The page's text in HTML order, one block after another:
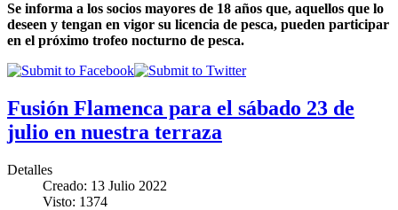
Se informa a los socios mayores de 18 años que, aquellos que lo
deseen y tengan en vigor su licencia de pesca, pueden participar
en el próximo trofeo nocturno de pesca.
Fusión Flamenca para el sábado 23 de
julio en nuestra terraza
Detalles
Creado: 13 Julio 2022
Visto: 1374